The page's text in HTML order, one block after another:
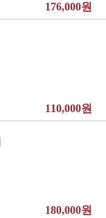
176,000원
110,000원
180,000원